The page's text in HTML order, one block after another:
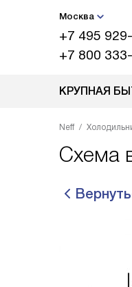
Москва
+7 495
+7 800
КРУПНАЯ
Neff
Схема